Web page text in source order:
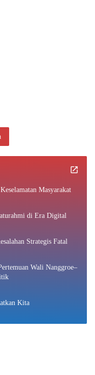
Masyarakat
di Era Digital
Strategis Fatal
Wali Nanggroe–
Kita